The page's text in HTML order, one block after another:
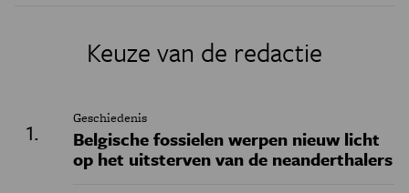
Keuze van de redactie
Geschiedenis
Belgische fossielen werpen nieuw licht
op het uitsterven van de neanderthalers